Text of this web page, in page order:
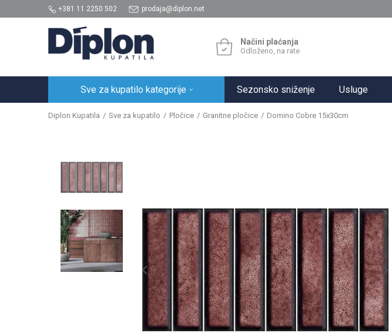
+381 11 2250 502 prodaja@diplon.net
Načini plaćanja
Odloženo, na rate
Sve za kupatilo kategorije Sezonsko sniženje Usluge
Diplon Kupatila Sve za kupatilo Pločice Granitne pločice Domino Cobre 15x30cm